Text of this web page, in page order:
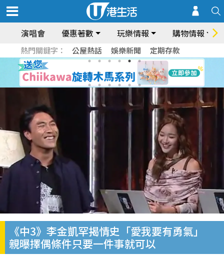
演唱會 優惠著數 玩樂情報 購物情報
熱門關鍵字： 公屋熱話 娛樂新聞 定期存款
《中3》李金凱罕揭情史「愛我要有勇氣」
親曝擇偶條件只要一件事就可以